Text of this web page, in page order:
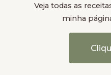
Veja todas as
minha